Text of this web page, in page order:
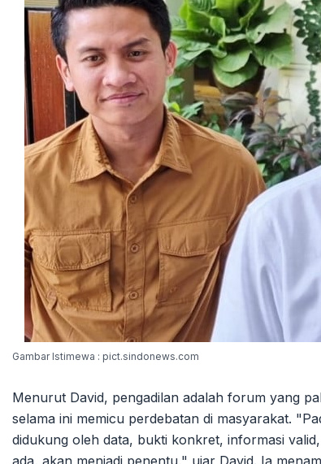
Gambar Istimewa : pict.sindonews.com
Menurut David, pengadilan adalah forum yang
selama ini memicu perdebatan di masyarakat.
didukung oleh data, bukti konkret, informasi
ada, akan menjadi penentu," ujar David. Ia